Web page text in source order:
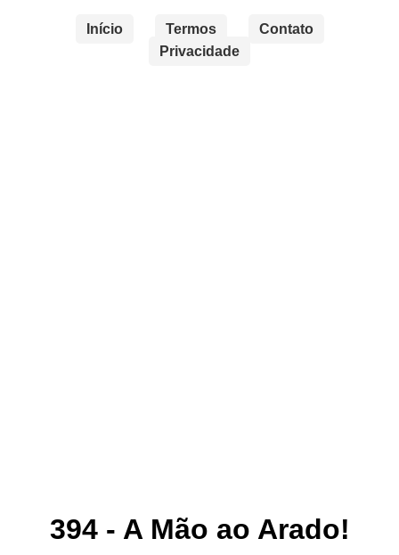
Início Termos
Contato
Privacidade
394 - A Mão ao Arado!